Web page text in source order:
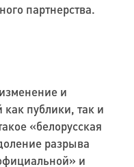
партнерства.
и
публики, так и
«белорусская
разрыва
и